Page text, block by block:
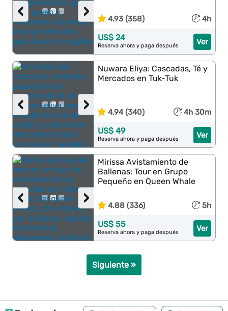
›
‹ 4.93 (358) 4h
Ver
US$ 24
Reserva ahora y paga después
›
‹
Nuwara Eliya: Cascadas, Té y
Mercados en Tuk-Tuk
4.94 (340) 4h 30m
Ver
US$ 49
Reserva ahora y paga después
›
‹
Mirissa Avistamiento de
Ballenas: Tour en Grupo
Pequeño en Queen Whale
4.88 (336) 5h
Ver
US$ 55
Reserva ahora y paga después
Siguiente »